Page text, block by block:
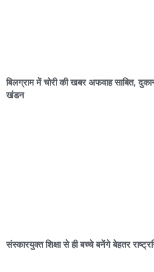
बिलग्राम में चोरी की खबर अफवाह साबित,
खंडन
संस्कारयुक्त शिक्षा से ही बच्चे बनेंगे बेहतर